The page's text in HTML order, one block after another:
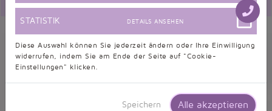
alle Bewertungen ansehen|Kundenbilder
STATISTIK DETAILS ANSEHEN
Diese Auswahl können Sie jederzeit ändern oder Ihre Einwilligung
widerrufen, indem Sie am Ende der Seite auf "Cookie-
Einstellungen" klicken.
Speichern Alle akzeptieren